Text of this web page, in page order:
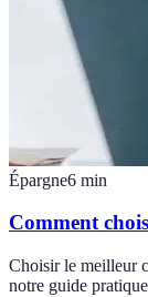
Épargne6 min
Comment
Choisir le meilleur
notre guide